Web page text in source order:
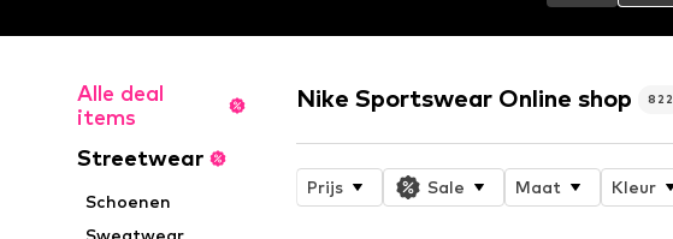
Alle deal
items
Streetwear
Schoenen
Nike Sportswear Online shop 822
Prijs Sale Maat Kleur